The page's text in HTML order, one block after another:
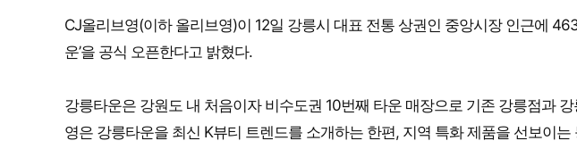
CJ올리브영(이하 올리브영)이 12일 강릉시 대표 전통 상권인 중앙시장 인근에
운’을 공식 오픈한다고 밝혔다.
강릉타운은 강원도 내 처음이자 비수도권 10번째 타운 매장으로 기존 강릉점과
영은 강릉타운을 최신 K뷰티 트렌드를 소개하는 한편, 지역 특화 제품을 선보이는